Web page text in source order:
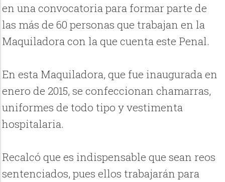
en una convocatoria para formar parte de
las más de 60 personas que trabajan en la
Maquiladora con la que cuenta este Penal.
En esta Maquiladora, que fue inaugurada en
enero de 2015, se confeccionan chamarras,
uniformes de todo tipo y vestimenta
hospitalaria.
Recalcó que es indispensable que sean reos
sentenciados, pues ellos trabajarán para